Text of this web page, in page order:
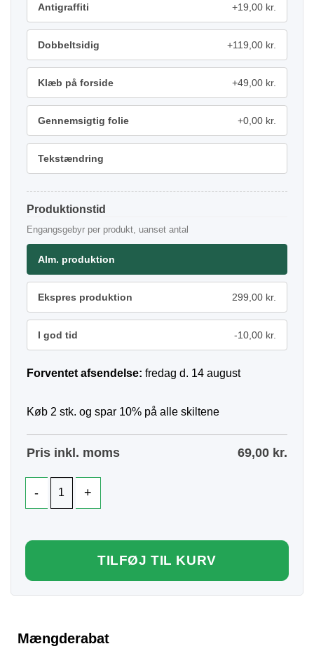
Antigraffiti +19,00 kr.
Dobbeltsidig +119,00 kr.
Klæb på forside +49,00 kr.
Gennemsigtig folie +0,00 kr.
Tekstændring
Produktionstid
Engangsgebyr per produkt, uanset antal
Alm. produktion
Ekspres produktion 299,00 kr.
I god tid -10,00 kr.
Forventet afsendelse: fredag d. 14 august
Køb 2 stk. og spar 10% på alle skiltene
Pris inkl. moms 69,00 kr.
TILFØJ TIL KURV
Mængderabat